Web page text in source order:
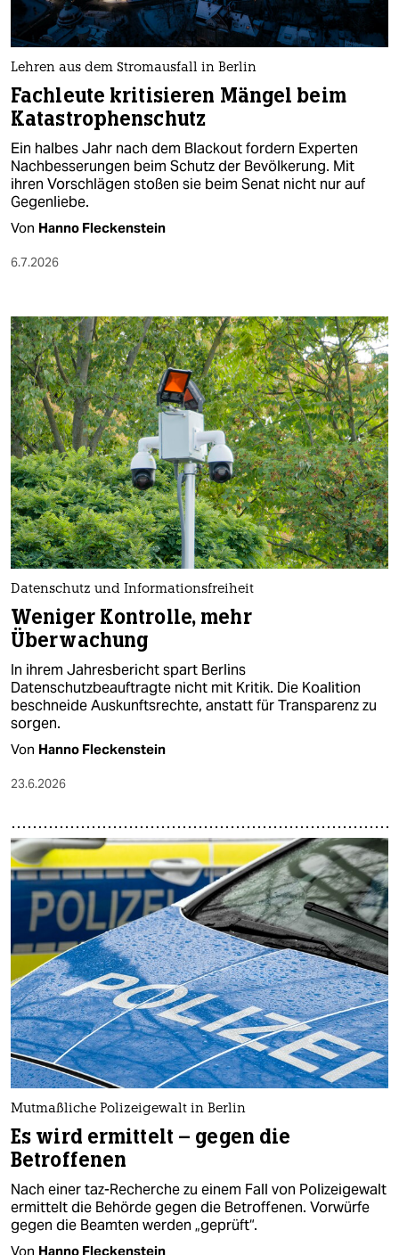
Lehren aus dem Stromausfall in Berlin
Fachleute kritisieren Mängel beim
Katastrophenschutz
Ein halbes Jahr nach dem Blackout fordern Experten
Nachbesserungen beim Schutz der Bevölkerung. Mit
ihren Vorschlägen stoßen sie beim Senat nicht nur auf
Gegenliebe.
Von Hanno Fleckenstein
6.7.2026
Datenschutz und Informationsfreiheit
Weniger Kontrolle, mehr
Überwachung
In ihrem Jahresbericht spart Berlins
Datenschutzbeauftragte nicht mit Kritik. Die Koalition
beschneide Auskunftsrechte, anstatt für Transparenz zu
sorgen.
Von Hanno Fleckenstein
23.6.2026
Mutmaßliche Polizeigewalt in Berlin
Es wird ermittelt – gegen die
Betroffenen
Nach einer taz-Recherche zu einem Fall von Polizeigewalt
ermittelt die Behörde gegen die Betroffenen. Vorwürfe
gegen die Beamten werden „geprüft“.
Von Hanno Fleckenstein